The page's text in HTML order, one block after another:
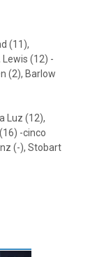
(11),
(12) -
(2), Barlow
Luz (12),
-cinco
(-), Stobart